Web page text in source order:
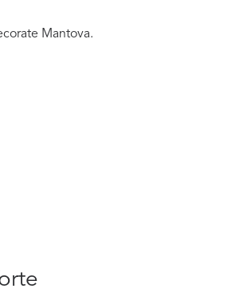
Mantova.